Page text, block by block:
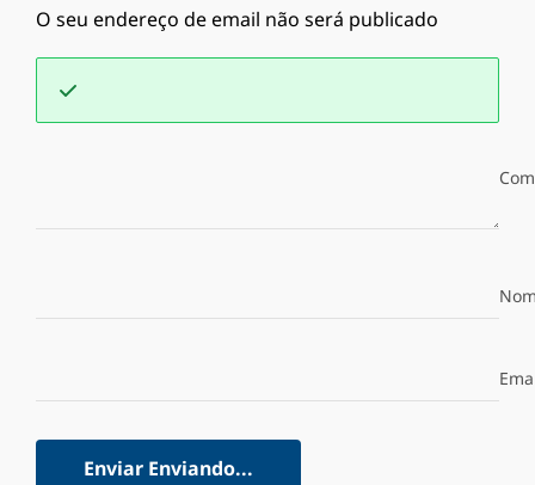
O seu endereço de email não será publicado
Enviar Enviando...